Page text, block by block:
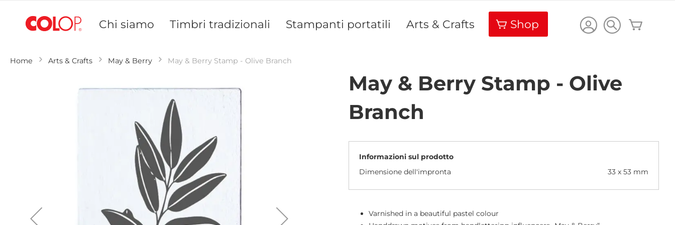
contenuto
Chi siamo Timbri tradizionali Stampanti portatili Arts & Crafts Shop
Home Arts & Crafts May & Berry May & Berry Stamp - Olive Branch
May & Berry Stamp - Olive
Branch
Informazioni sul prodotto
Dimensione dell'impronta
33 x 53 mm
Varnished in a beautiful pastel colour